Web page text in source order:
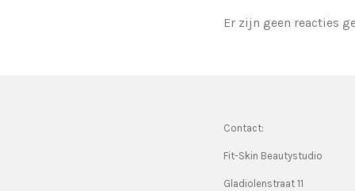
Er zijn geen reacties
Contact:
Fit-Skin Beautystudio
Gladiolenstraat 11